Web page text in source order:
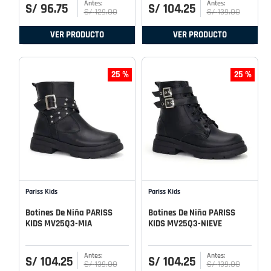
S/ 96.75 S/ 129.00
VER PRODUCTO
S/ 104.25 S/ 139.00
VER PRODUCTO
25 %
Pariss Kids
Botines De Niña PARISS
KIDS MV25Q3-MIA
S/ 104.25 S/ 139.00
25 %
Pariss Kids
Botines De Niña PARISS
KIDS MV25Q3-NIEVE
S/ 104.25 S/ 139.00